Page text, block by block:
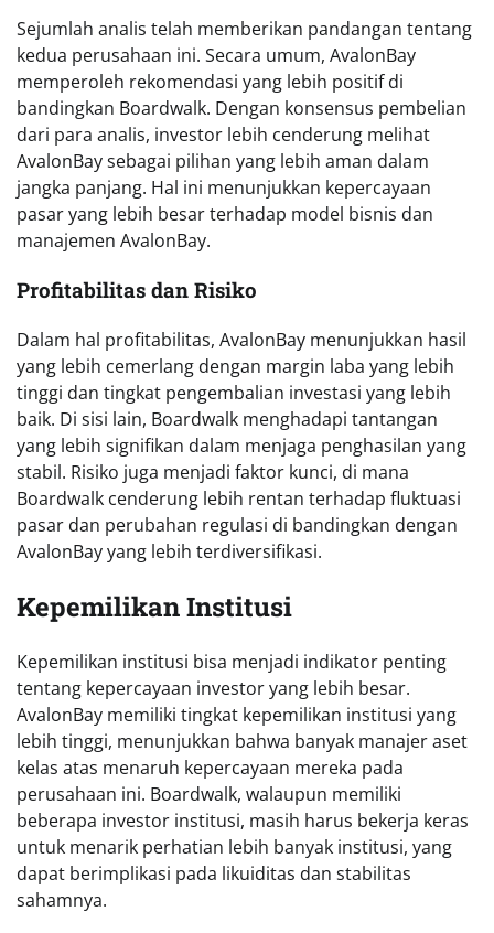
Sejumlah analis telah memberikan pandangan tentang
kedua perusahaan ini. Secara umum, AvalonBay
memperoleh rekomendasi yang lebih positif di
bandingkan Boardwalk. Dengan konsensus pembelian
dari para analis, investor lebih cenderung melihat
AvalonBay sebagai pilihan yang lebih aman dalam
jangka panjang. Hal ini menunjukkan kepercayaan
pasar yang lebih besar terhadap model bisnis dan
manajemen AvalonBay.
Profitabilitas dan Risiko
Dalam hal profitabilitas, AvalonBay menunjukkan hasil
yang lebih cemerlang dengan margin laba yang lebih
tinggi dan tingkat pengembalian investasi yang lebih
baik. Di sisi lain, Boardwalk menghadapi tantangan
yang lebih signifikan dalam menjaga penghasilan yang
stabil. Risiko juga menjadi faktor kunci, di mana
Boardwalk cenderung lebih rentan terhadap fluktuasi
pasar dan perubahan regulasi di bandingkan dengan
AvalonBay yang lebih terdiversifikasi.
Kepemilikan Institusi
Kepemilikan institusi bisa menjadi indikator penting
tentang kepercayaan investor yang lebih besar.
AvalonBay memiliki tingkat kepemilikan institusi yang
lebih tinggi, menunjukkan bahwa banyak manajer aset
kelas atas menaruh kepercayaan mereka pada
perusahaan ini. Boardwalk, walaupun memiliki
beberapa investor institusi, masih harus bekerja keras
untuk menarik perhatian lebih banyak institusi, yang
dapat berimplikasi pada likuiditas dan stabilitas
sahamnya.